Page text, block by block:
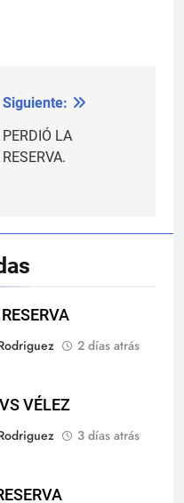
Siguiente:
PERDIÓ LA
RESERVA.
2 días atrás
VÉLEZ
3 días atrás